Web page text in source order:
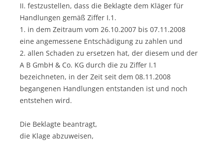
II. festzustellen, dass die Beklagte dem Kläger für
Handlungen gemäß Ziffer I.1.
1. in dem Zeitraum vom 26.10.2007 bis 07.11.2008
eine angemessene Entschädigung zu zahlen und
2. allen Schaden zu ersetzen hat, der diesem und der
A B GmbH & Co. KG durch die zu Ziffer I.1
bezeichneten, in der Zeit seit dem 08.11.2008
begangenen Handlungen entstanden ist und noch
entstehen wird.
Die Beklagte beantragt,
die Klage abzuweisen,